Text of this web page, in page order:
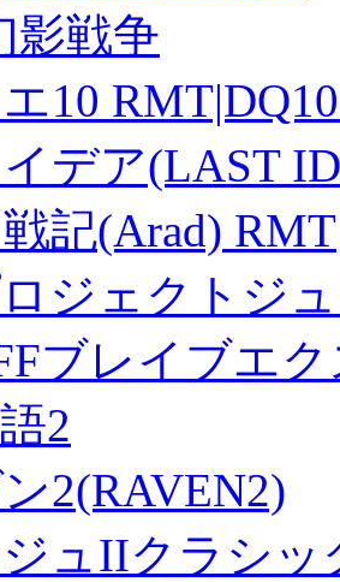
影戦争
10
デア(LAST
記(Arad) RMT
ジェクトジ
ブレイブエ
2
2(RAVEN2)
ュIIクラシ